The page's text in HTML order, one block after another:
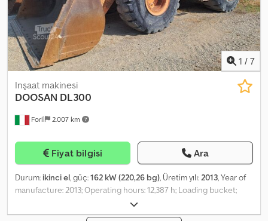
1 / 7
Forlì 2.007 km
Inşaat makinesi
DOOSAN DL300
Fiyat bilgisi Ara
Durum: ikinci el, güç:162 kW (220,26 bg), Üretim yılı: 2013, Year of
manufacture: 2013; Operating hours: 12,387 h; Loading bucket;
Operating weight: 17.3 t; Puncture-proof tyres; Transport length:
8.15 m; Transport width: 2.92 m; Transport height: 3.44 m; Dcsdpsw